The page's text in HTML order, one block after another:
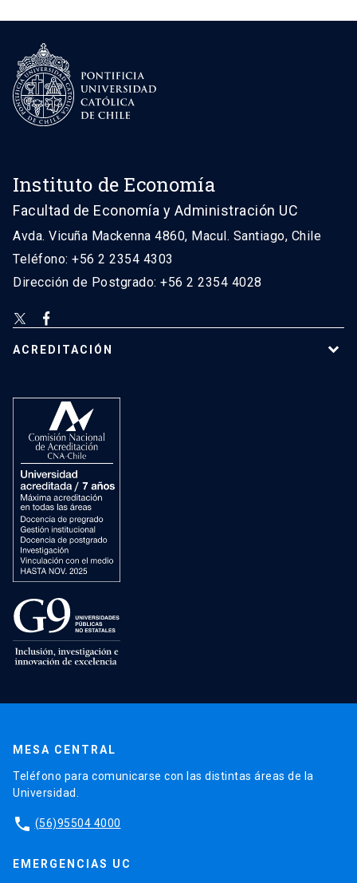
Instituto de Economía
Facultad de Economía y Administración UC
Avda. Vicuña Mackenna 4860, Macul. Santiago, Chile
Teléfono: +56 2 2354 4303
Dirección de Postgrado: +56 2 2354 4028
ACREDITACIÓN
MESA CENTRAL
Teléfono para comunicarse con las distintas áreas de la
Universidad.
phone (56)95504 4000
EMERGENCIAS UC